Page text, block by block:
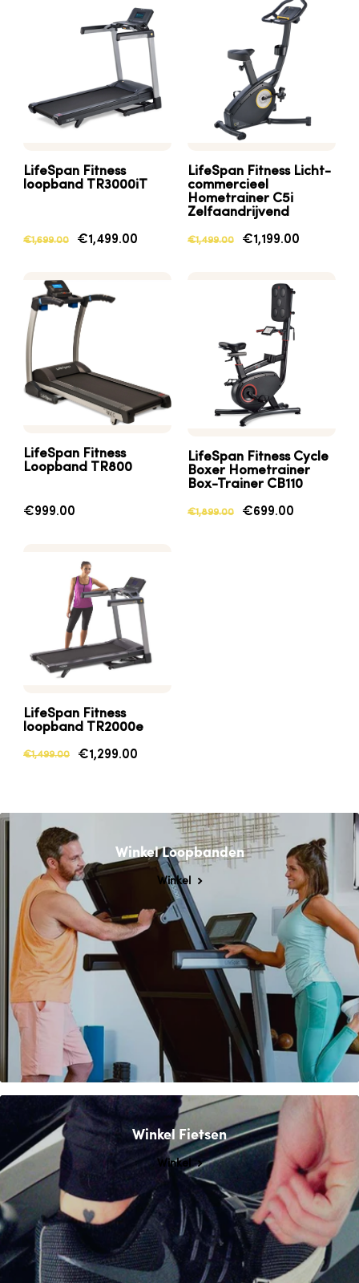
LifeSpan Fitness
loopband TR3000iT
€1,699.00 €1,499.00
LifeSpan FitnessLicht-
commercieel
Hometrainer C5i
Zelfaandrijvend
€1,499.00 €1,199.00
LifeSpan Fitness
Loopband TR800
€999.00
LifeSpan Fitness Cycle
Boxer Hometrainer
Box-Trainer CB110
€1,899.00 €699.00
LifeSpan Fitness
loopband TR2000e
€1,499.00 €1,299.00
Winkel Loopbanden
Winkel
Winkel Fietsen
Winkel